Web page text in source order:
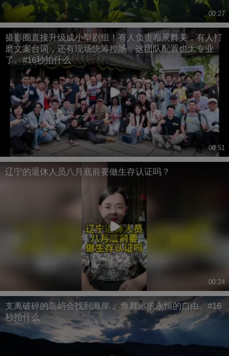
00:27
摄影圈直接升级成小型剧组！有人负责布景舞美，有人打
磨文案台词，还有现场统筹控场，这团队配置也太专业
了。#16秒拍什么
00:51
辽宁的退休人员八月底前要做生存认证吗？
00:24
支离破碎的岛屿会找到海岸， 鱼群追求永恒的自由。#16
秒拍什么